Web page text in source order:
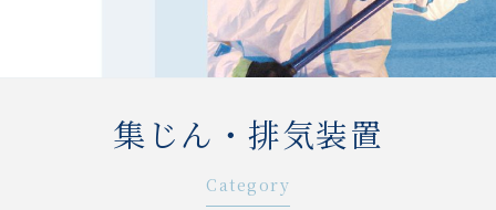
集じん・排気装置
Category